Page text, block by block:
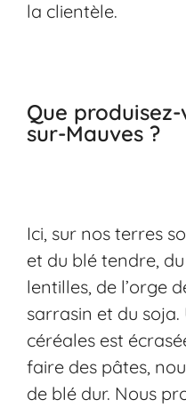
la clientèle.
Que
sur-Mauves ?
Ici, sur nos terres
et du blé tendre,
lentilles, de l’orge
sarrasin et du
céréales est
faire des pâtes,
de blé dur. Nous